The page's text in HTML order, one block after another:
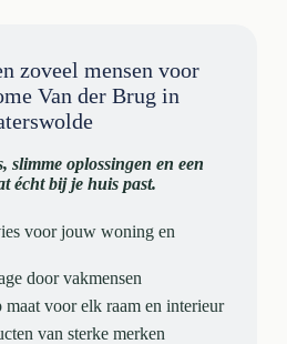
zoveel mensen voor
Van der Brug in
slimme oplossingen en een
écht bij je huis past.
voor jouw woning en
door vakmensen
maat voor elk raam en interieur
van sterke merken